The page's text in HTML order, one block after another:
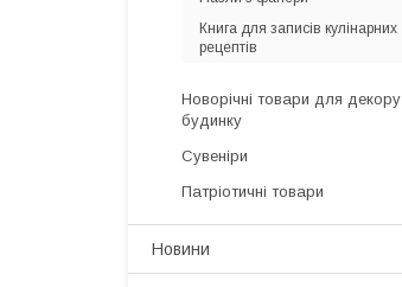
Книга для записів кулінарних
рецептів
Новорічні товари для декору
будинку
Сувеніри
Патріотичні товари
Новини